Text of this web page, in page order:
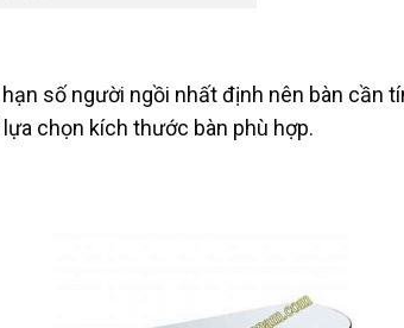
số người ngồi nhất định nên bàn cần
chọn kích thước bàn phù hợp.